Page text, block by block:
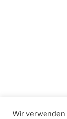
Wir verwenden